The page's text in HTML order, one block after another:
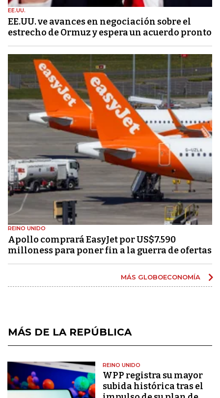
EE.UU.
EE.UU. ve avances en negociación sobre el
estrecho de Ormuz y espera un acuerdo pronto
REINO UNIDO
Apollo comprará EasyJet por US$7.590
milloness para poner fin a la guerra de ofertas
MÁS GLOBOECONOMÍA
MÁS DE LA REPÚBLICA
REINO UNIDO
WPP registra su mayor
subida histórica tras el